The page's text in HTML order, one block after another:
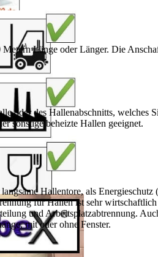
Länge oder Länger. Die
des Hallenabschnitts, welches
sonstige beheizte Hallen geeignet.
Hallentore, als Energieschutz (
für Hallen ist sehr
und Arbeitsplatzabtrennung.
mit oder ohne Fenster.